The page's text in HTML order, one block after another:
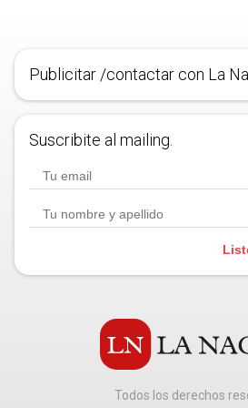
Publicitar /contactar con La
Suscribite al mailing.
Todos los derechos